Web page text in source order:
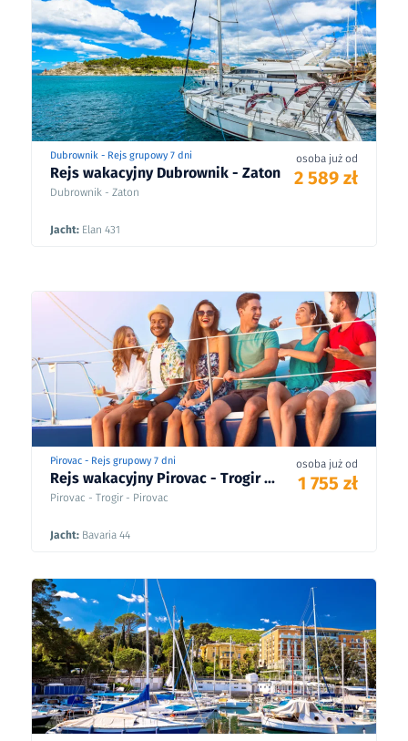
Dubrownik - Rejs grupowy 7 dni
Rejs wakacyjny Dubrownik - Zaton
Dubrownik - Zaton
Jacht: Elan 431
osoba już od
2 589 zł
Pirovac - Rejs grupowy 7 dni
Rejs wakacyjny Pirovac - Trogir ...
Pirovac - Trogir - Pirovac
Jacht: Bavaria 44
osoba już od
1 755 zł